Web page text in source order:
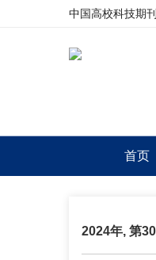
中国高校科技期
首页
2024年, 第